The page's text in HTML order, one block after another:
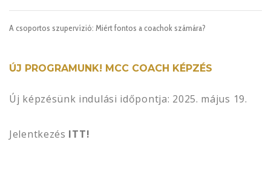
A csoportos szupervízió: Miért fontos a coachok számára?
ÚJ PROGRAMUNK! MCC COACH KÉPZÉS
Új képzésünk indulási időpontja: 2025. május 19.
Jelentkezés ITT!